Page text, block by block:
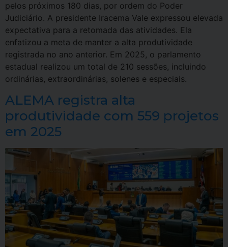
pelos próximos 180 dias, por ordem do Poder
Judiciário. A presidente Iracema Vale expressou elevada
expectativa para a retomada das atividades. Ela
enfatizou a meta de manter a alta produtividade
registrada no ano anterior. Em 2025, o parlamento
estadual realizou um total de 210 sessões, incluindo
ordinárias, extraordinárias, solenes e especiais.
ALEMA registra alta
produtividade com 559 projetos
em 2025